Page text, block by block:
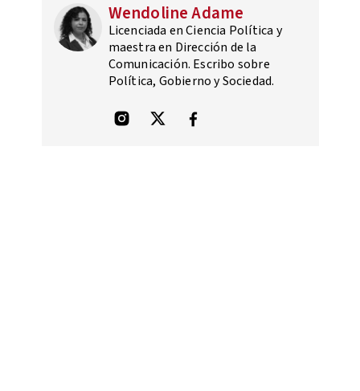
Wendoline Adame
Licenciada en Ciencia Política y
maestra en Dirección de la
Comunicación. Escribo sobre
Política, Gobierno y Sociedad.